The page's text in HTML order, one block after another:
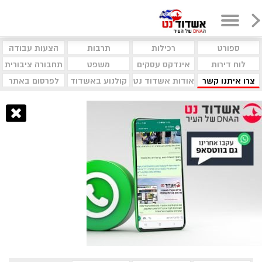
ספורט רכילות תרבות
הצעות עבודה
לוח דירות
אינדקס עסקים משפט
תחבורה ציבורית
צרו איתנו קשר
אודות אשדוד נט קולנוע באשדוד לפרסום באתר